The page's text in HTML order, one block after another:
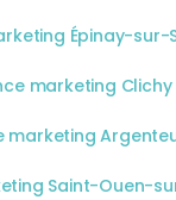
Épinay-sur-
marketing Clichy
marketing
Saint-Ouen-